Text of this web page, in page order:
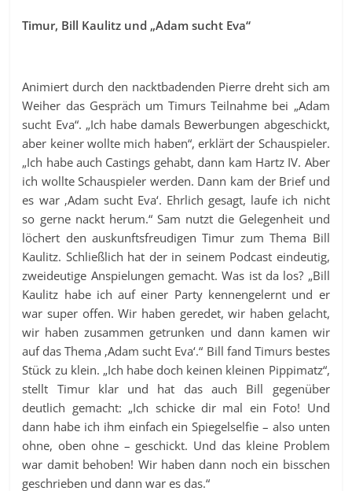
Timur, Bill Kaulitz und „Adam sucht Eva“
Animiert durch den nacktbadenden Pierre dreht sich am
Weiher das Gespräch um Timurs Teilnahme bei „Adam
sucht Eva“. „Ich habe damals Bewerbungen abgeschickt,
aber keiner wollte mich haben“, erklärt der Schauspieler.
„Ich habe auch Castings gehabt, dann kam Hartz IV. Aber
ich wollte Schauspieler werden. Dann kam der Brief und
es war ‚Adam sucht Eva‘. Ehrlich gesagt, laufe ich nicht
so gerne nackt herum.“ Sam nutzt die Gelegenheit und
löchert den auskunftsfreudigen Timur zum Thema Bill
Kaulitz. Schließlich hat der in seinem Podcast eindeutig,
zweideutige Anspielungen gemacht. Was ist da los? „Bill
Kaulitz habe ich auf einer Party kennengelernt und er
war super offen. Wir haben geredet, wir haben gelacht,
wir haben zusammen getrunken und dann kamen wir
auf das Thema ‚Adam sucht Eva‘.“ Bill fand Timurs bestes
Stück zu klein. „Ich habe doch keinen kleinen Pippimatz“,
stellt Timur klar und hat das auch Bill gegenüber
deutlich gemacht: „Ich schicke dir mal ein Foto! Und
dann habe ich ihm einfach ein Spiegelselfie – also unten
ohne, oben ohne – geschickt. Und das kleine Problem
war damit behoben! Wir haben dann noch ein bisschen
geschrieben und dann war es das.“